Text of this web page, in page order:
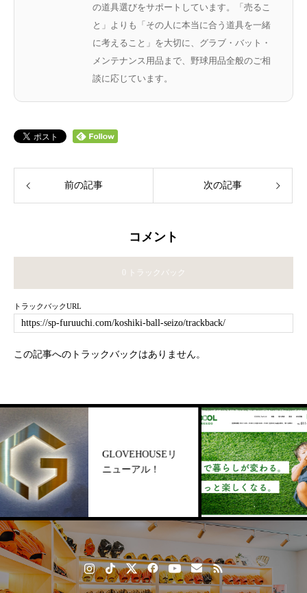
の道具選びをサポートしています。「売るこ
と」よりも「その人に本当に合う道具を一緒
に考えること」を大切に、グラブ・バット・
メンテナンス用品まで、野球用品全般のご相
談に応じています。
前の記事 次の記事
コメント
0 トラックバック
トラックバックURL
この記事へのトラックバックはありません。
GLOVEHOUSEリ
ニューアル！